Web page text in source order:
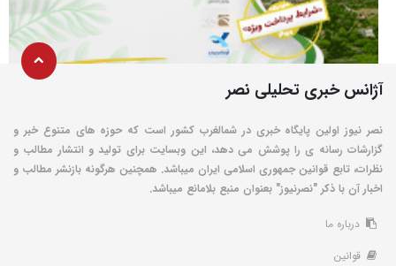
آژانس خبری تحلیلی نصر
نصر نیوز اولین پایگاه خبری در شمالغرب کشور است که حوزه های متنوع خبر و
گزارشات رسانه ی را پوشش می دهد، این وبسایت برای تولید و انتشار مطالب و
نظرات، تابع قوانین جمهوری اسلامی ایران میباشد. همچنین هرگونه بازنشر مطالب و
اخبار آن با ذکر "نصرنیوز" بعنوان منبع بلامانع میباشد.
درباره ما
قوانین